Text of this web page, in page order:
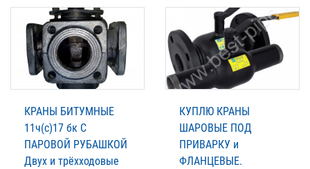
КРАНЫ БИТУМНЫЕ
11ч(с)17 бк С
ПАРОВОЙ РУБАШКОЙ
Двух и трёхходовые
КУПЛЮ КРАНЫ
ШАРОВЫЕ ПОД
ПРИВАРКУ и
ФЛАНЦЕВЫЕ.